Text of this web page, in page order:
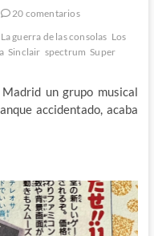
20 comentarios
La guerra de las consolas Los
Sinclair spectrum Super
un grupo musical
accidentado, acaba